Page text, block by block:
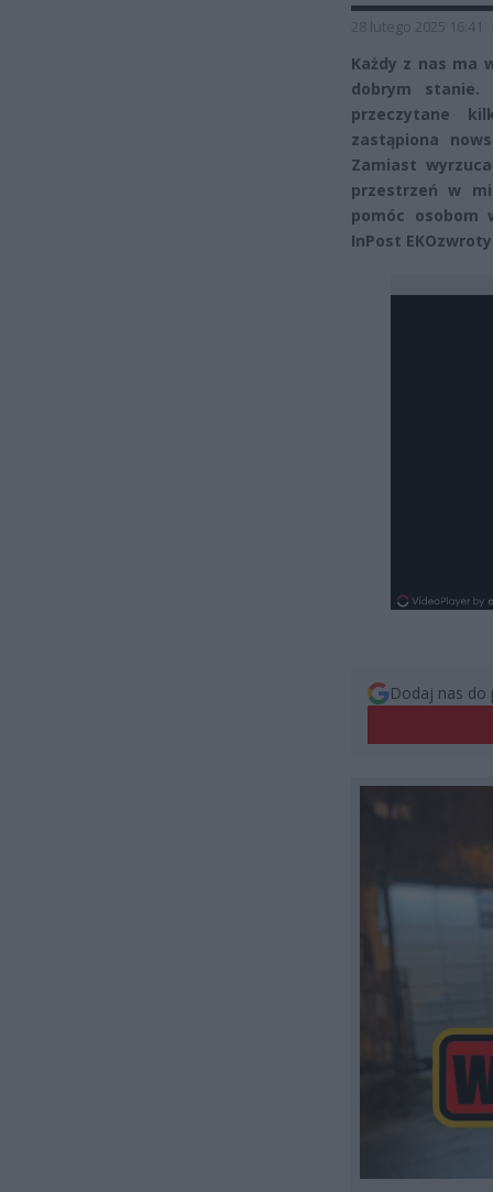
28 lutego 2025 16:41
Każdy z nas ma
dobrym
przeczytane
zastąpiona
Zamiast
przestrzeń w
pomóc osobom
InPost
Dodaj nas do